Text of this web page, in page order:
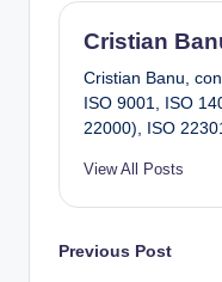
Cristian
Cristian Banu,
ISO 9001, ISO
22000), ISO
View All Posts
Post
Previous Post